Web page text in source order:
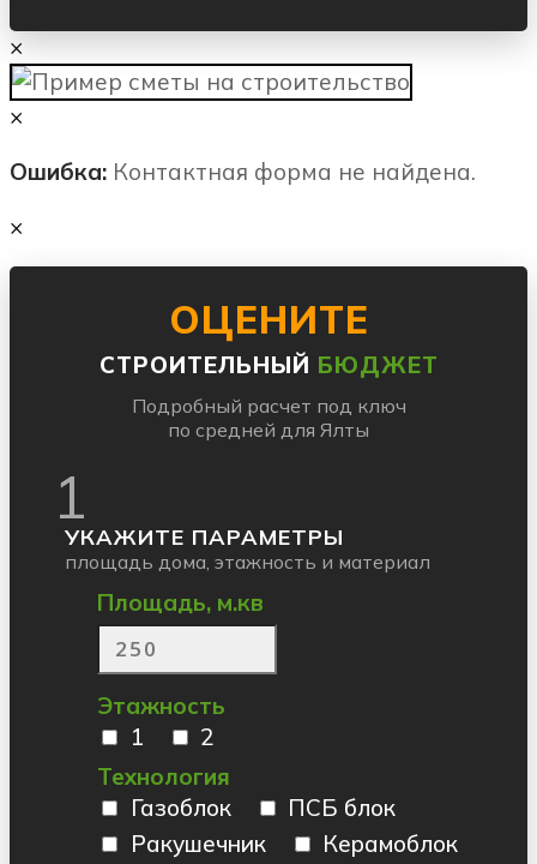
×
×
Ошибка: Контактная форма не найдена.
×
ОЦЕНИТЕ
СТРОИТЕЛЬНЫЙ БЮДЖЕТ
Подробный расчет под ключ
по средней для Ялты
1
УКАЖИТЕ ПАРАМЕТРЫ
площадь дома, этажность и материал
Площадь, м.кв
Этажность
1
2
Технология
Газоблок
ПСБ блок
Ракушечник
Керамоблок